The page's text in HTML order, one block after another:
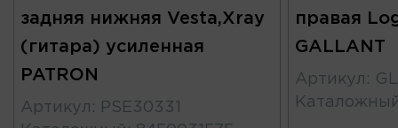
задняя нижняя Vesta,Xray
(гитара) усиленная
PATRON
Артикул :
PSE30331
правая
GALLANT
Артикул :